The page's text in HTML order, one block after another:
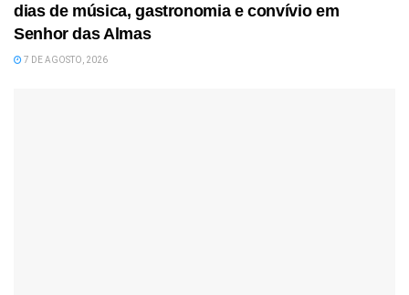
dias de música, gastronomia e convívio em
Senhor das Almas
7 DE AGOSTO, 2026